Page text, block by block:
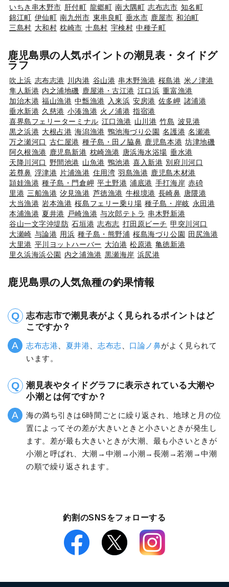
いちき串木野市 肝付町 龍郷町 南大隅町 志布志市 知名町
錦江町 伊仙町 南九州市 東串良町 垂水市 鹿屋市 和泊町
三島村 大和村 枕崎市 十島村 宇検村 中種子町
鹿児島県の人気ポイントの潮見表・タイドグ
ラフ
吹上浜 志布志港 川内港 谷山港 串木野漁港 桜島港 米ノ津港
隼人新港 内之浦地磯 鹿屋港・古江港 江口浜 重富漁港
加治木港 福山漁港 中甑漁港 入来浜 安房港 佐多岬 諸浦港
垂水新港 久慈港 小湊漁港 火ノ浦港 指宿港
喜界島フェリーターミナル 江口漁港 山川港 竹島 波見港
黒之浜港 大根占港 海潟漁港 鴨池海づり公園 名護港 名瀬港
万之瀬河口 古仁屋港 種子島・田ノ脇鼻 鹿児島本港 坊津地磯
阿久根漁港 鹿児島新港 枕崎漁港 唐浜海水浴場 垂水港
天降川河口
野間池港 山魚港 鴨池港 喜入新港 別府川河口
若尊鼻 浮津港 片浦漁港 住用湾 羽島漁港 鹿児島木材港
頴娃漁港 種子島・門倉岬 平土野港 浦底港 手打海岸 赤碕
里港 三船漁港 汐見漁港 芦徳漁港 牛根境港 長崎鼻 唐隈港
大当漁港 岩本漁港 桜島フェリー乗り場 種子島・岸岐 永田港
本浦漁港 夏井港 戸崎漁港 与次郎テトラ 串木野新港
谷山一文字沖堤防 石垣港 志布志 打田原ビーチ 甲突川河口
大瀬崎 与論港 用浜 種子島・熊野浦 桜島海づり公園
田尻漁港
大里港 平川ヨットハーバー 大泊港 松原港 亀徳新港
里久浜海浜公園
内之浦漁港 黒瀬海岸 浜尻港
鹿児島県の人気魚種の釣果情報
志布志市で潮見表がよく見られるポイントはど
こですか？
志布志港 夏井港 志布志 口論ノ鼻がよく見られて
います。
潮見表やタイドグラフに表示されている大潮や
小潮とは何ですか？
海の満ち引きは6時間ごとに繰り返され、地球と月の位
置によってその差が大きいときと小さいときが発生し
ます。差が最も大きいときが大潮、最も小さいときが
小潮と呼ばれ、大潮→中潮→小潮→長潮→若潮→中潮
の順で繰り返されます。
釣割のSNSをフォローする